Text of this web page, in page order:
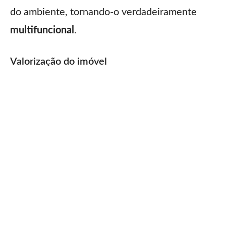
do ambiente, tornando-o verdadeiramente
multifuncional .
Valorização do imóvel